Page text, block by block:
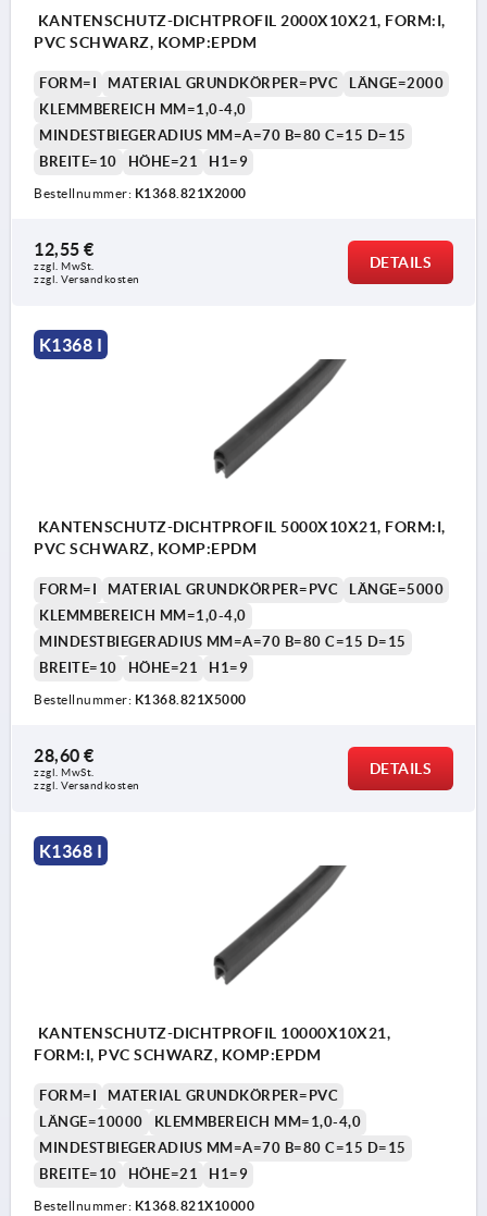
KANTENSCHUTZ-DICHTPROFIL 2000X10X21, FORM:I,
PVC SCHWARZ, KOMP:EPDM
FORM=I MATERIAL GRUNDKÖRPER=PVC
LÄNGE=2000
KLEMMBEREICH MM=1,0-4,0
MINDESTBIEGERADIUS MM=A=70 B=80 C=15 D=15
BREITE=10
HÖHE=21 H1=9
Bestellnummer: K1368.821X2000
12,55 €
zzgl. MwSt.
zzgl. Versandkosten
DETAILS
K1368 I
KANTENSCHUTZ-DICHTPROFIL 5000X10X21, FORM:I,
PVC SCHWARZ, KOMP:EPDM
FORM=I MATERIAL GRUNDKÖRPER=PVC
LÄNGE=5000
KLEMMBEREICH MM=1,0-4,0
MINDESTBIEGERADIUS MM=A=70 B=80 C=15 D=15
BREITE=10
HÖHE=21 H1=9
Bestellnummer: K1368.821X5000
28,60 €
zzgl. MwSt.
zzgl. Versandkosten
DETAILS
K1368 I
KANTENSCHUTZ-DICHTPROFIL 10000X10X21,
FORM:I, PVC SCHWARZ, KOMP:EPDM
FORM=I
MATERIAL GRUNDKÖRPER=PVC
LÄNGE=10000
KLEMMBEREICH MM=1,0-4,0
MINDESTBIEGERADIUS MM=A=70 B=80 C=15 D=15
BREITE=10
HÖHE=21 H1=9
Bestellnummer: K1368.821X10000